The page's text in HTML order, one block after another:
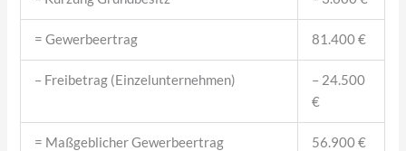
= Gewerbeertrag 81.400 €
– Freibetrag (Einzelunternehmen)
– 24.500
€
= Maßgeblicher Gewerbeertrag
56.900 €